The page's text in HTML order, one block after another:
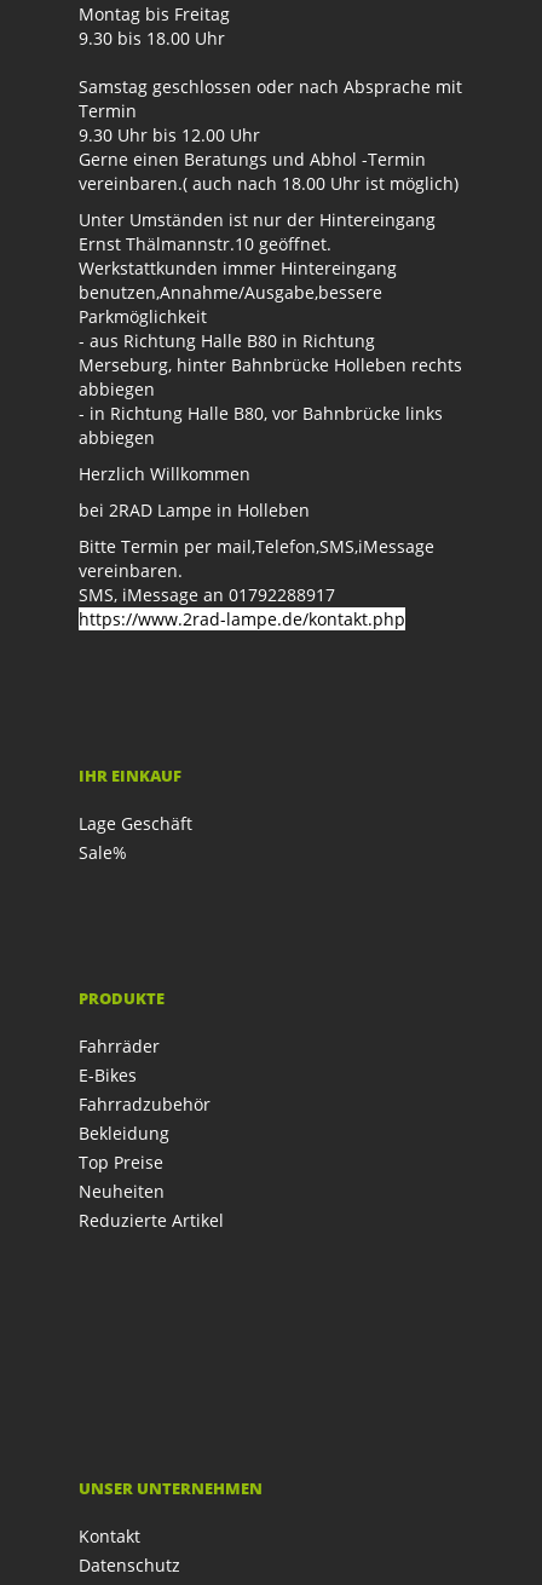
Montag bis Freitag
9.30 bis 18.00 Uhr
Samstag geschlossen oder nach Absprache mit
Termin
9.30 Uhr bis 12.00 Uhr
Gerne einen Beratungs und Abhol -Termin
vereinbaren.( auch nach 18.00 Uhr ist möglich)
Unter Umständen ist nur der Hintereingang
Ernst Thälmannstr.10 geöffnet.
Werkstattkunden immer Hintereingang
benutzen,Annahme/Ausgabe,bessere
Parkmöglichkeit
- aus Richtung Halle B80 in Richtung
Merseburg, hinter Bahnbrücke Holleben rechts
abbiegen
- in Richtung Halle B80, vor Bahnbrücke links
abbiegen
Herzlich Willkommen
bei 2RAD Lampe in Holleben
Bitte Termin per mail,Telefon,SMS,iMessage
vereinbaren.
SMS, iMessage an 01792288917
https://www.2rad-lampe.de/kontakt.php
IHR EINKAUF
Lage Geschäft
Sale%
PRODUKTE
Fahrräder
E-Bikes
Fahrradzubehör
Bekleidung
Top Preise
Neuheiten
Reduzierte Artikel
UNSER UNTERNEHMEN
Kontakt
Datenschutz